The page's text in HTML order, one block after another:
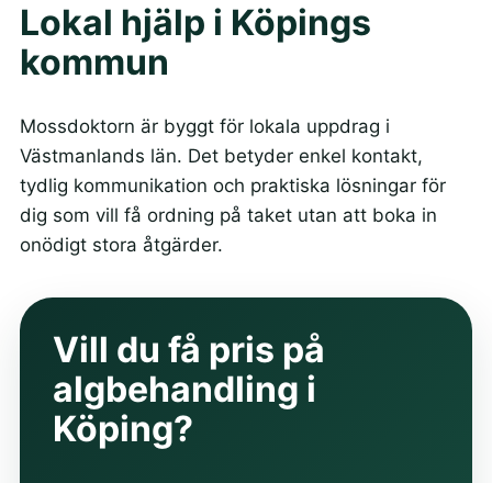
Lokal hjälp i Köpings
kommun
Mossdoktorn är byggt för lokala uppdrag i
Västmanlands län. Det betyder enkel kontakt,
tydlig kommunikation och praktiska lösningar för
dig som vill få ordning på taket utan att boka in
onödigt stora åtgärder.
Vill du få pris på
algbehandling i
Köping?